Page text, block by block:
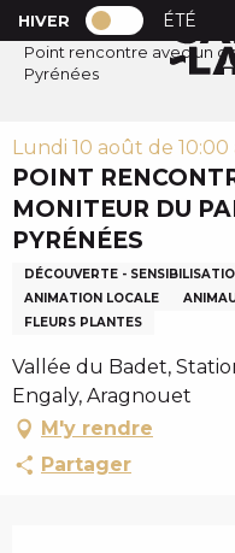
A
l
a
c
o
n
t
n
u
p
r
PAGE D’ACCUEIL
HIVER PAGE
ÉTÉ
Accueil
Point rencontre avec un
Pyrénées
Lundi 10 août de 10:00
POINT
MONITEUR DU
PYRÉNÉES
DÉCOUVERTE -
ANIMATION LOCALE
FLEURS PLANTES
Vallée du Badet,
Engaly, Aragnouet
M'y rendre
Partager